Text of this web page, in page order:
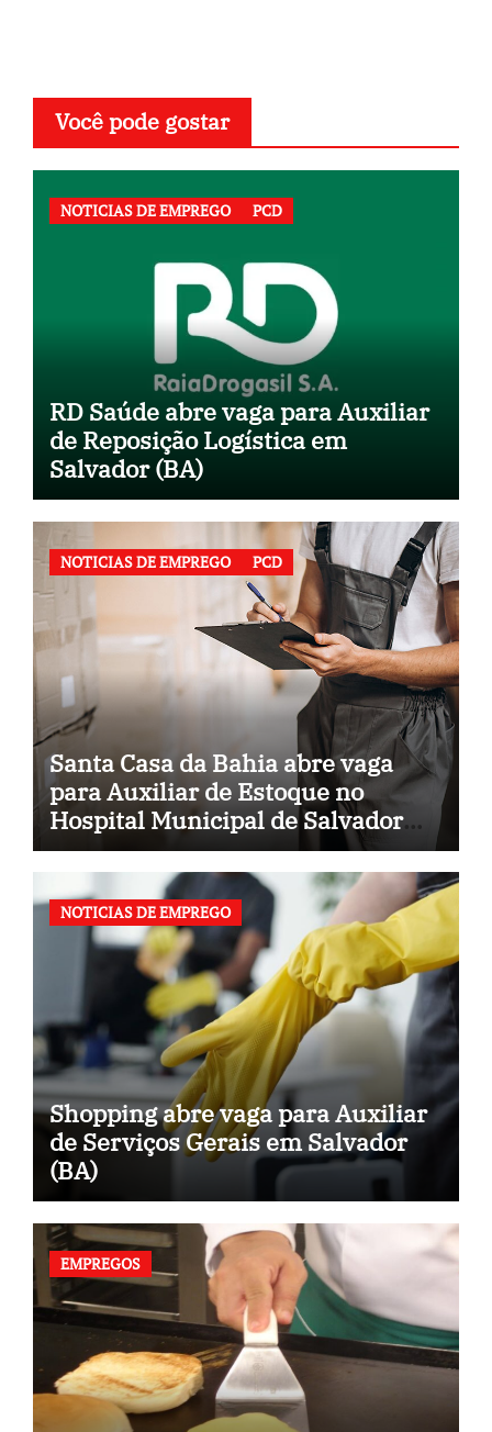
Você pode gostar
NOTICIAS DE EMPREGO PCD
RD Saúde abre vaga para Auxiliar
de Reposição Logística em
Salvador (BA)
NOTICIAS DE EMPREGO PCD
Santa Casa da Bahia abre vaga
para Auxiliar de Estoque no
Hospital Municipal de Salvador
(BA)
NOTICIAS DE EMPREGO
Shopping abre vaga para Auxiliar
de Serviços Gerais em Salvador
(BA)
EMPREGOS